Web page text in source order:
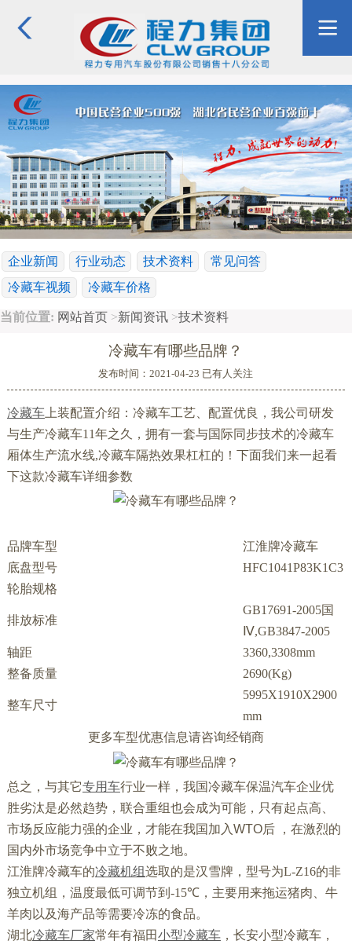
企业新闻 行业动态 技术资料
常见问答
冷藏车视频
冷藏车价格
当前位置: 网站首页 >新闻资讯 >技术资料
冷藏车有哪些品牌？
发布时间：2021-04-23 已有人关注
冷藏车上装配置介绍：冷藏车工艺、配置优良，我公司研发
与生产冷藏车11年之久，拥有一套与国际同步技术的冷藏车
厢体生产流水线,冷藏车隔热效果杠杠的！下面我们来一起看
下这款冷藏车详细参数
品牌车型
江淮牌冷藏车
底盘型号
HFC1041P83K1C3
轮胎规格
排放标准
GB17691-2005国
Ⅳ,GB3847-2005
轴距
3360,3308mm
整备质量
2690(Kg)
整车尺寸
5995X1910X2900
mm
更多车型优惠信息请咨询经销商
总之，与其它专用车行业一样，我国冷藏车保温汽车企业优
胜劣汰是必然趋势，联合重组也会成为可能，只有起点高、
市场反应能力强的企业，才能在我国加入WTO后 ，在激烈的
国内外市场竞争中立于不败之地。
江淮牌冷藏车的冷藏机组选取的是汉雪牌，型号为L-Z16的非
独立机组，温度最低可调节到 -15℃，主要用来拖运猪肉、牛
羊肉以及海产品等需要冷冻的食品。
湖北冷藏车厂家常年有福田小型冷藏车，长安小型冷藏车，